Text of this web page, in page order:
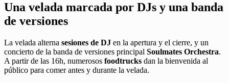
Una velada marcada por DJs y una banda
de versiones
La velada alterna sesiones de DJ en la apertura y el cierre, y un
concierto de la banda de versiones principal Soulmates Orchestra.
A partir de las 16h, numerosos foodtrucks dan la bienvenida al
público para comer antes y durante la velada.